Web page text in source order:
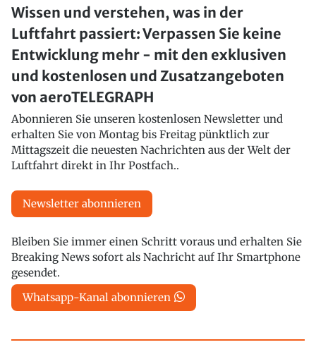
Wissen und verstehen, was in der
Luftfahrt passiert: Verpassen Sie keine
Entwicklung mehr - mit den exklusiven
und kostenlosen und Zusatzangeboten
von aeroTELEGRAPH
Abonnieren Sie unseren kostenlosen Newsletter und
erhalten Sie von Montag bis Freitag pünktlich zur
Mittagszeit die neuesten Nachrichten aus der Welt der
Luftfahrt direkt in Ihr Postfach..
Newsletter abonnieren
Bleiben Sie immer einen Schritt voraus und erhalten Sie
Breaking News sofort als Nachricht auf Ihr Smartphone
gesendet.
Whatsapp-Kanal abonnieren